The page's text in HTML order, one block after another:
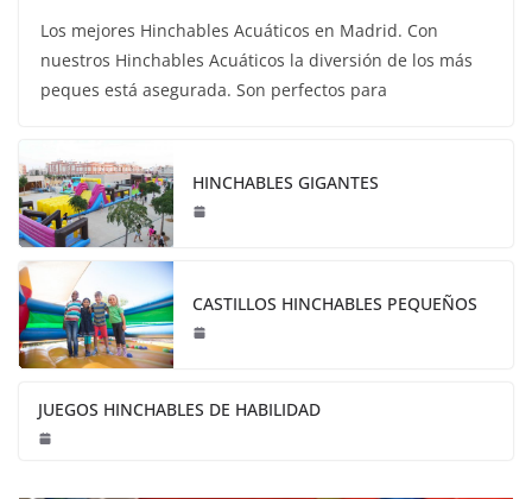
Los mejores Hinchables Acuáticos en Madrid. Con
nuestros Hinchables Acuáticos la diversión de los más
peques está asegurada. Son perfectos para
HINCHABLES GIGANTES
CASTILLOS HINCHABLES PEQUEÑOS
JUEGOS HINCHABLES DE HABILIDAD